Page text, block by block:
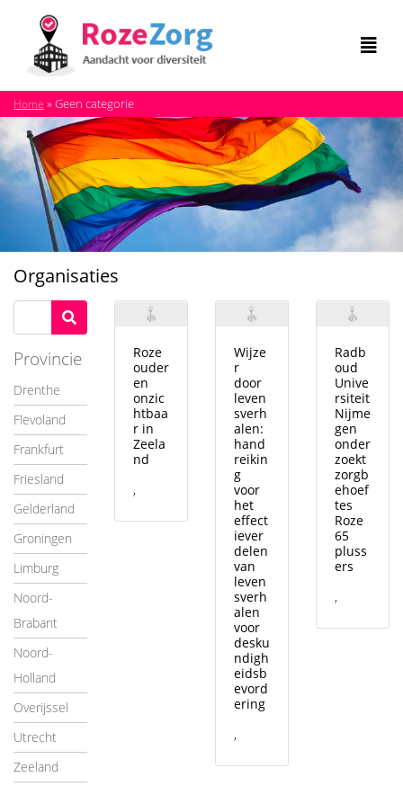
Home » Geen categorie
Organisaties
Provincie
Drenthe
Flevoland
Frankfurt
Friesland
Gelderland
Groningen
Limburg
Noord-
Brabant
Noord-
Holland
Overijssel
Utrecht
Zeeland
Roze
ouder
en
onzic
htbaa
r in
Zeela
nd
,
Wijze
r
door
leven
sverh
alen:
hand
reikin
g
voor
het
effect
iever
delen
van
leven
sverh
alen
voor
desku
ndigh
eidsb
evord
ering
,
Radb
oud
Unive
rsiteit
Nijme
gen
onder
zoekt
zorgb
ehoef
tes
Roze
65
pluss
ers
,